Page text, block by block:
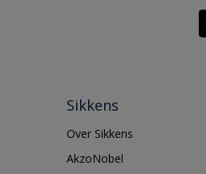
Sikkens
Over Sikkens
AkzoNobel